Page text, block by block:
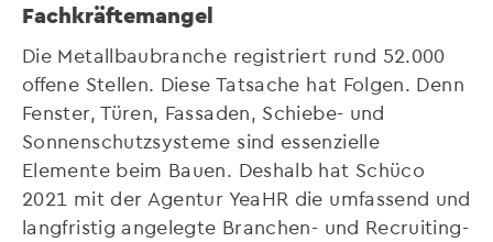
Fachkräftemangel
Die Metallbaubranche registriert rund 52.000
offene Stellen. Diese Tatsache hat Folgen. Denn
Fenster, Türen, Fassaden, Schiebe- und
Sonnenschutzsysteme sind essenzielle
Elemente beim Bauen. Deshalb hat Schüco
2021 mit der Agentur YeaHR die umfassend und
langfristig angelegte Branchen- und Recruiting-